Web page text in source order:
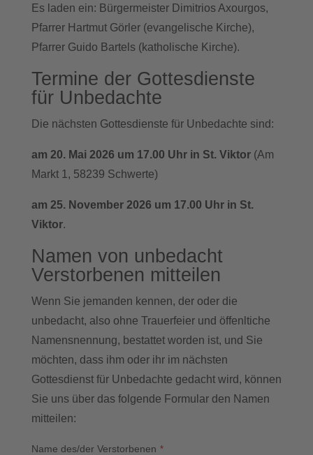
Es laden ein: Bürgermeister Dimitrios Axourgos,
Pfarrer Hartmut Görler (evangelische Kirche),
Pfarrer Guido Bartels (katholische Kirche).
Termine der Gottesdienste
für Unbedachte
Die nächsten Gottesdienste für Unbedachte sind:
am 20. Mai 2026 um 17.00 Uhr in St. Viktor(Am
Markt 1, 58239 Schwerte)
am 25. November 2026 um 17.00 Uhr in St.
Viktor.
Namen von unbedacht
Verstorbenen mitteilen
Wenn Sie jemanden kennen, der oder die
unbedacht, also ohne Trauerfeier und öffenltiche
Namensnennung, bestattet worden ist, und Sie
möchten, dass ihm oder ihr im nächsten
Gottesdienst für Unbedachte gedacht wird, können
Sie uns über das folgende Formular den Namen
mitteilen:
Name des/der Verstorbenen *